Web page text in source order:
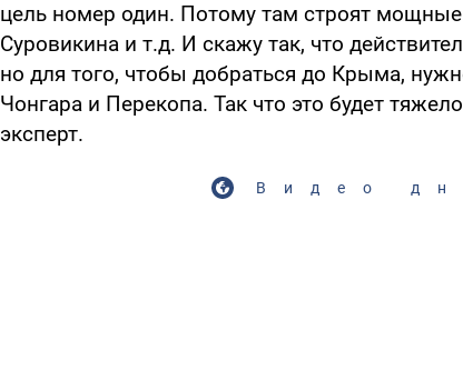
цель номер один. Потому там строят
Суровикина и т.д. И скажу так, что
но для того, чтобы добраться до Крыма,
Чонгара и Перекопа. Так что это будет
эксперт.
Видео